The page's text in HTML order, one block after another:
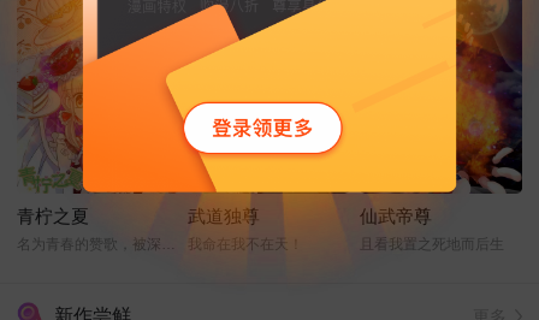
青柠之夏
名为青春的赞歌，被深情的奏响！
武道独尊
我命在我不在天！
仙武帝尊
且看我置之死地而后生
新作尝鲜